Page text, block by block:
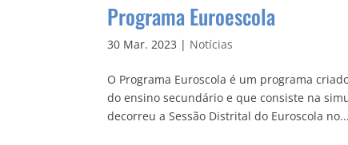
Programa Euroescola
30 Mar. 2023 | Notícias
O Programa Euroscola é um programa
do ensino secundário e que consiste na
decorreu a Sessão Distrital do Euroscola no...